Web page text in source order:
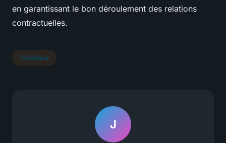
en garantissant le bon déroulement des relations
contractuelles.
Juridique
J